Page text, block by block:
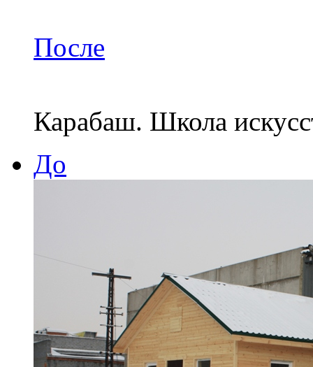
После
Карабаш. Школа
До